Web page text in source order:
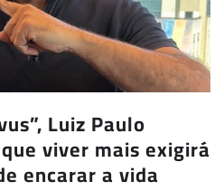
Luiz Paulo
viver mais exigirá
encarar a vida